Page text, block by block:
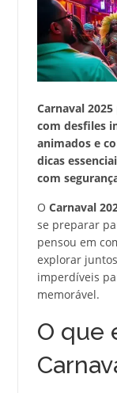
Carnaval
com desfiles
animados e
dicas
com
O Carnaval
se preparar
pensou em
explorar
imperdíveis
memorável.
O que